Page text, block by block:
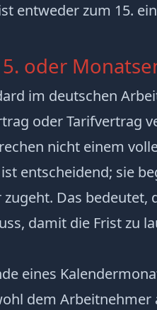
entweder zum 15.
oder
im deutschen
oder Tarifvertrag
nicht einem
entscheidend; sie
Das bedeutet,
damit die Frist zu
eines
dem Arbeitnehmer